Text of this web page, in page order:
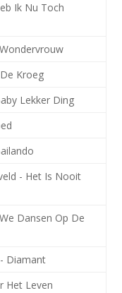
Ik Nu Toch
Kroeg
Lekker Ding
- Het Is Nooit
Dansen Op De
Diamant
Het Leven